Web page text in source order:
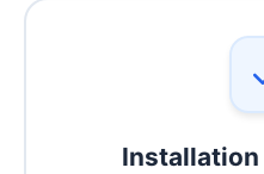
Installation